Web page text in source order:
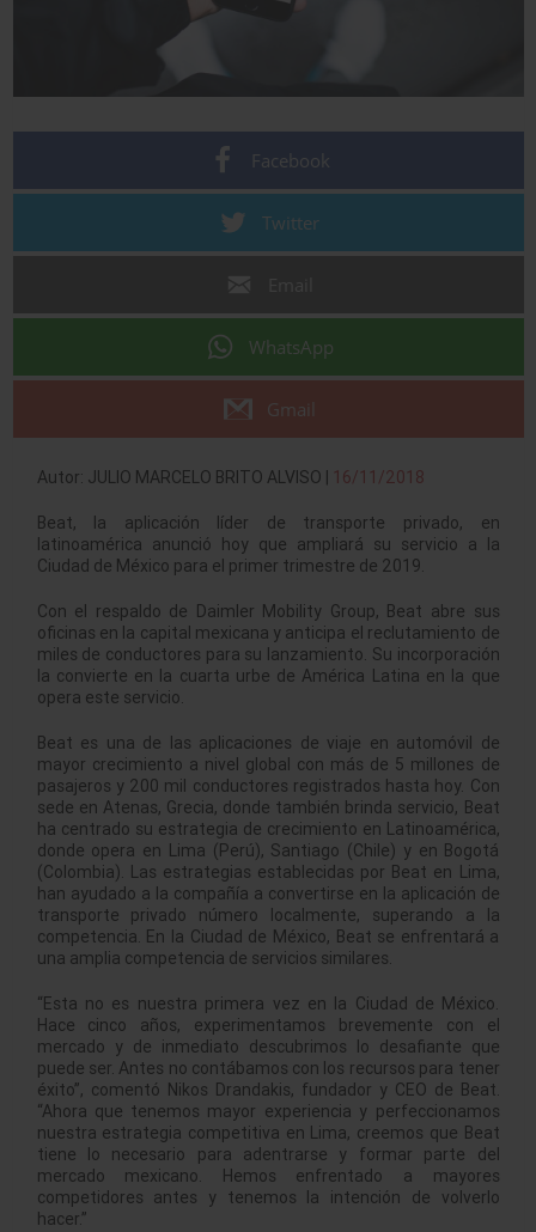
Facebook
Twitter
WhatsApp
Gmail
Autor: JULIO MARCELO BRITO ALVISO | 16/11/2018
Beat, la aplicación líder de transporte privado, en
latinoamérica anunció hoy que ampliará su servicio a la
Ciudad de México para el primer trimestre de 2019.
Con el respaldo de Daimler Mobility Group, Beat abre sus
oficinas en la capital mexicana y anticipa el reclutamiento de
miles de conductores para su lanzamiento. Su incorporación
la convierte en la cuarta urbe de América Latina en la que
opera este servicio.
Beat es una de las aplicaciones de viaje en automóvil de
mayor crecimiento a nivel global con más de 5 millones de
pasajeros y 200 mil conductores registrados hasta hoy. Con
sede en Atenas, Grecia, donde también brinda servicio, Beat
ha centrado su estrategia de crecimiento en Latinoamérica,
donde opera en Lima (Perú), Santiago (Chile) y en Bogotá
(Colombia). Las estrategias establecidas por Beat en Lima,
han ayudado a la compañía a convertirse en la aplicación de
transporte privado número localmente, superando a la
competencia. En la Ciudad de México, Beat se enfrentará a
una amplia competencia de servicios similares.
“Esta no es nuestra primera vez en la Ciudad de México.
Hace cinco años, experimentamos brevemente con el
mercado y de inmediato descubrimos lo desafiante que
puede ser. Antes no contábamos con los recursos para tener
éxito”, comentó Nikos Drandakis, fundador y CEO de Beat.
“Ahora que tenemos mayor experiencia y perfeccionamos
nuestra estrategia competitiva en Lima, creemos que Beat
tiene lo necesario para adentrarse y formar parte del
mercado mexicano. Hemos enfrentado a mayores
competidores antes y tenemos la intención de volverlo
hacer.”